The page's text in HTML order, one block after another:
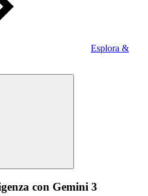
Esplora &
con Gemini 3